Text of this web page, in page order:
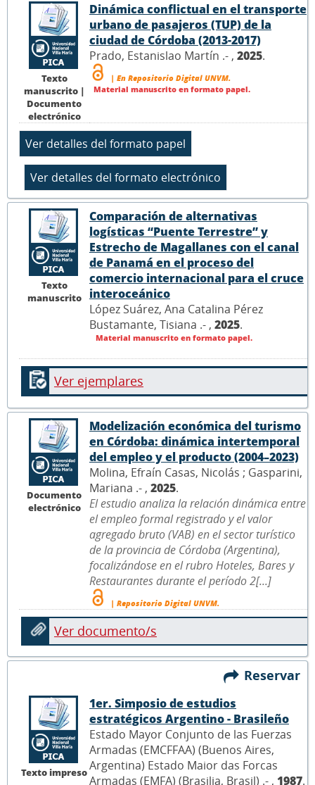
Texto
manuscrito |
Documento
electrónico
Dinámica conflictual en el transporte
urbano de pasajeros (TUP) de la
ciudad de Córdoba (2013-2017)
Prado, Estanislao Martín .- , 2025.
| En Repositorio Digital UNVM.
Material manuscrito en formato papel.
Texto
manuscrito
Comparación de alternativas
logísticas “Puente Terrestre” y
Estrecho de Magallanes con el canal
de Panamá en el proceso del
comercio internacional para el cruce
interoceánico
López Suárez, Ana Catalina Pérez
Bustamante, Tisiana .- , 2025.
Material manuscrito en formato papel.
Ver ejemplares
Documento
electrónico
Modelización económica del turismo
en Córdoba: dinámica intertemporal
del empleo y el producto (2004–2023)
Molina, Efraín Casas, Nicolás ; Gasparini,
Mariana .- , 2025.
El estudio analiza la relación dinámica entre
el empleo formal registrado y el valor
agregado bruto (VAB) en el sector turístico
de la provincia de Córdoba (Argentina),
focalizándose en el rubro Hoteles, Bares y
Restaurantes durante el período 2[...]
| Repositorio Digital UNVM.
Ver documento/s
Reservar
Texto impreso
1er. Simposio de estudios
estratégicos Argentino - Brasileño
Estado Mayor Conjunto de las Fuerzas
Armadas (EMCFFAA) (Buenos Aires,
Argentina) Estado Maior das Forcas
Armadas (EMFA) (Brasilia, Brasil) .- , 1987.